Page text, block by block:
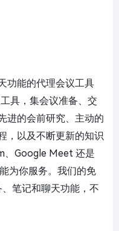
功能的代理会议工具
具，集会议准备、交
进的会前研究、主动的
，以及不断更新的知识
Google Meet 还是
为你服务。我们的免
笔记和聊天功能，不